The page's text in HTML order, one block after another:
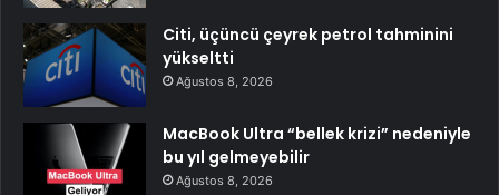
Citi, üçüncü çeyrek petrol tahminini
yükseltti
Ağustos 8, 2026
MacBook Ultra “bellek krizi” nedeniyle
bu yıl gelmeyebilir
Ağustos 8, 2026